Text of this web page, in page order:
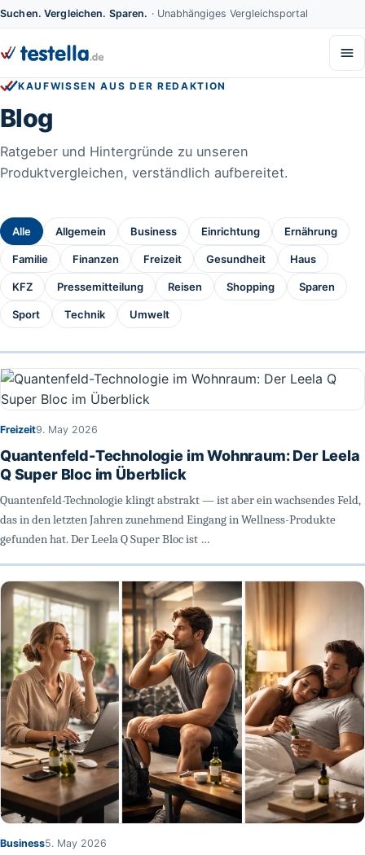
Suchen. Vergleichen. Sparen. · Unabhängiges Vergleichsportal
KAUFWISSEN AUS DER REDAKTION
Blog
Ratgeber und Hintergründe zu unseren
Produktvergleichen, verständlich aufbereitet.
Alle Allgemein Business Einrichtung Ernährung
Familie Finanzen Freizeit Gesundheit Haus
KFZ Pressemitteilung Reisen Shopping Sparen
Sport Technik Umwelt
Freizeit9. May 2026
Quantenfeld-Technologie im Wohnraum: Der Leela
Q Super Bloc im Überblick
Quantenfeld-Technologie klingt abstrakt — ist aber ein wachsendes Feld,
das in den letzten Jahren zunehmend Eingang in Wellness-Produkte
gefunden hat. Der Leela Q Super Bloc ist …
Business5. May 2026